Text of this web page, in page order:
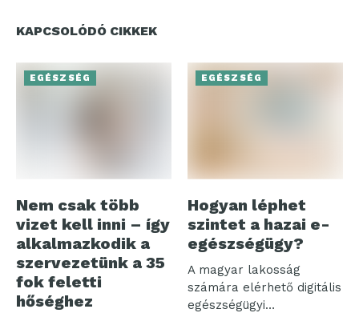
KAPCSOLÓDÓ CIKKEK
EGÉSZSÉG
Nem csak több
vizet kell inni – így
alkalmazkodik a
szervezetünk a 35
fok feletti
hőséghez
EGÉSZSÉG
Hogyan léphet
szintet a hazai e-
egészségügy?
A magyar lakosság
számára elérhető digitális
egészségügyi